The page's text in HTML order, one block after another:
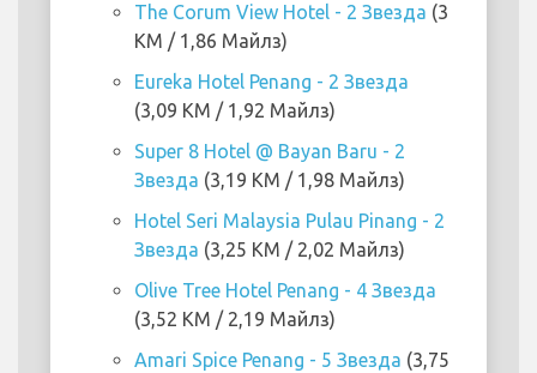
The Corum View Hotel - 2 Звезда (3
KM / 1,86 Майлз)
Eureka Hotel Penang - 2 Звезда
(3,09 KM / 1,92 Майлз)
Super 8 Hotel @ Bayan Baru - 2
Звезда (3,19 KM / 1,98 Майлз)
Hotel Seri Malaysia Pulau Pinang - 2
Звезда (3,25 KM / 2,02 Майлз)
Olive Tree Hotel Penang - 4 Звезда
(3,52 KM / 2,19 Майлз)
Amari Spice Penang - 5 Звезда (3,75